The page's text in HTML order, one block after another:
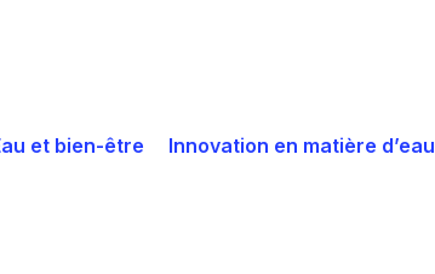
et bien-être Innovation en matière d’eau